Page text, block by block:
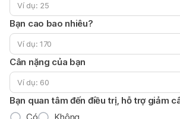
Bạn cao bao nhiêu?
Cân nặng của bạn
Bạn quan tâm đến điều trị, hỗ trợ giảm